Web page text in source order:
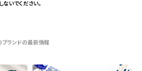
ないでください。
ブランドの最新情報